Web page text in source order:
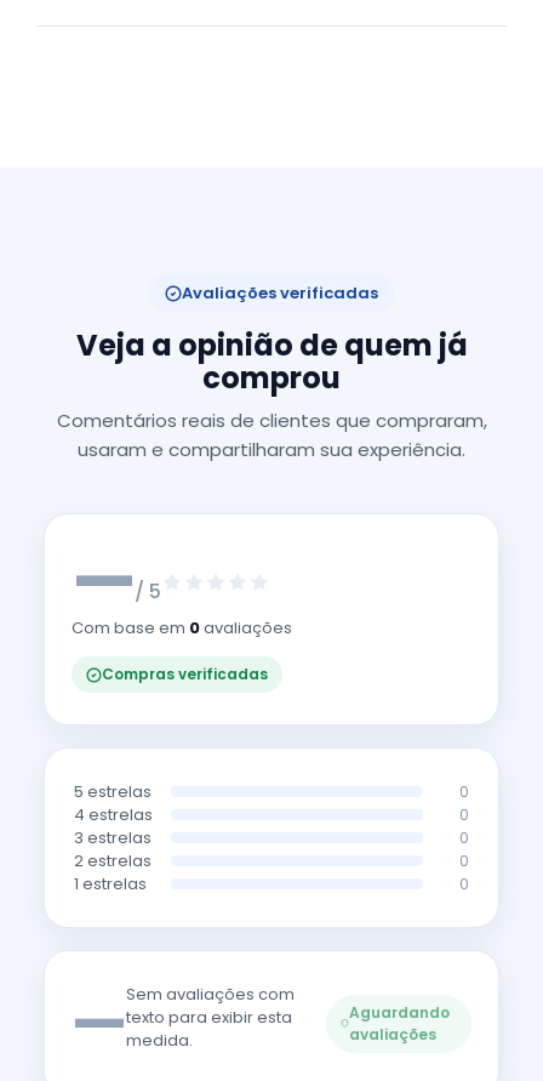
Avaliações verificadas
Veja a opinião de quem já
comprou
Comentários reais de clientes que compraram,
usaram e compartilharam sua experiência.
—/ 5
Com base em 0avaliações
Compras verificadas
5 estrelas 0
4 estrelas 0
3 estrelas 0
2 estrelas 0
1 estrelas 0
—Sem avaliações com
texto para exibir esta
medida.
Aguardando
avaliações